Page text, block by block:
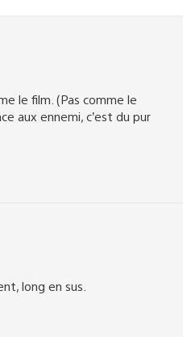
le film. (Pas comme le
aux ennemi, c’est du pur
long en sus.